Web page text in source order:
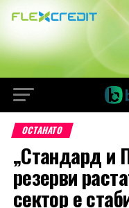
ОСТАНАТО
„Стандард и
резерви
сектор е